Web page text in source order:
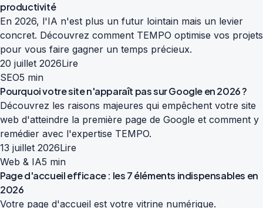
productivité
En 2026, l'IA n'est plus un futur lointain mais un levier
concret. Découvrez comment TEMPO optimise vos projets
pour vous faire gagner un temps précieux.
20 juillet 2026Lire
SEO5 min
Pourquoi votre site n'apparaît pas sur Google en 2026 ?
Découvrez les raisons majeures qui empêchent votre site
web d'atteindre la première page de Google et comment y
remédier avec l'expertise TEMPO.
13 juillet 2026Lire
Web & IA5 min
Page d'accueil efficace : les 7 éléments indispensables en
2026
Votre page d'accueil est votre vitrine numérique.